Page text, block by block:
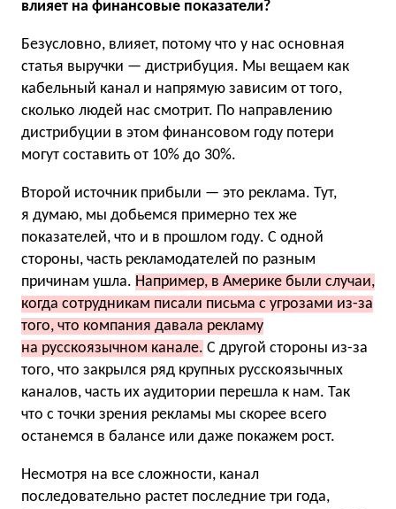
влияет на финансовые показатели?
Безусловно, влияет, потому что у нас основная
статья выручки — дистрибуция. Мы вещаем как
кабельный канал и напрямую зависим от того,
сколько людей нас смотрит. По направлению
дистрибуции в этом финансовом году потери
могут составить от 10% до 30%.
Второй источник прибыли — это реклама. Тут,
я думаю, мы добьемся примерно тех же
показателей, что и в прошлом году. С одной
стороны, часть рекламодателей по разным
причинам ушла. Например, в Америке были случаи,
когда сотрудникам писали письма с угрозами из-за
того, что компания давала рекламу
на русскоязычном канале. С другой стороны из-за
того, что закрылся ряд крупных русскоязычных
каналов, часть их аудитории перешла к нам. Так
что с точки зрения рекламы мы скорее всего
останемся в балансе или даже покажем рост.
Несмотря на все сложности, канал
последовательно растет последние три года,